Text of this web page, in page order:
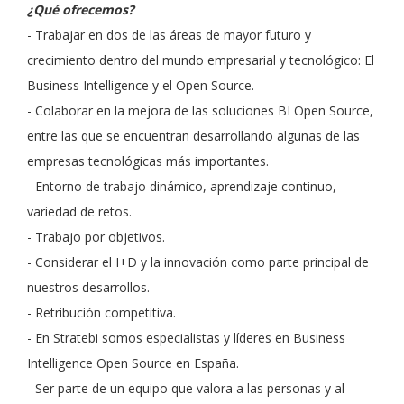
¿Qué ofrecemos?
- Trabajar en dos de las áreas de mayor futuro y
crecimiento dentro del mundo empresarial y tecnológico: El
Business Intelligence y el Open Source.
- Colaborar en la mejora de las soluciones BI Open Source,
entre las que se encuentran desarrollando algunas de las
empresas tecnológicas más importantes.
- Entorno de trabajo dinámico, aprendizaje continuo,
variedad de retos.
- Trabajo por objetivos.
- Considerar el I+D y la innovación como parte principal de
nuestros desarrollos.
- Retribución competitiva.
- En Stratebi somos especialistas y líderes en Business
Intelligence Open Source en España.
- Ser parte de un equipo que valora a las personas y al